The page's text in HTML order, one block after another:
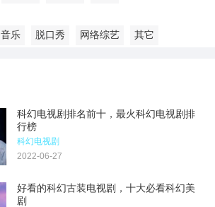
音乐 脱口秀 网络综艺 其它
科幻电视剧排名前十，最火科幻电视剧排
行榜
科幻电视剧
2022-06-27
好看的科幻古装电视剧，十大必看科幻美
剧